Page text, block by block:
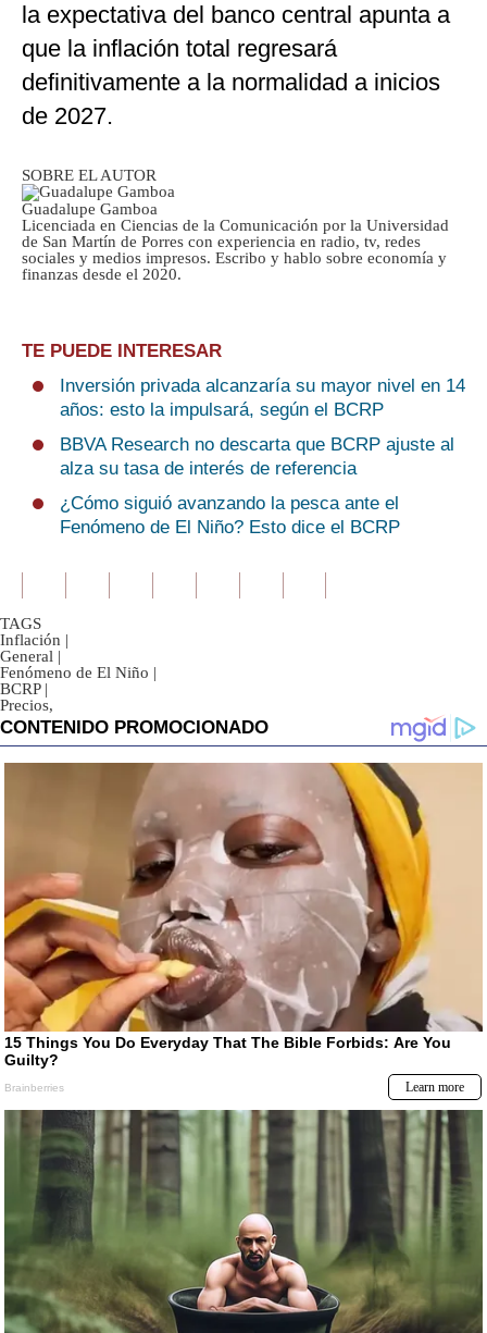
la expectativa del banco central apunta a
que la inflación total regresará
definitivamente a la normalidad a inicios
de 2027.
SOBRE EL AUTOR
Guadalupe Gamboa
Licenciada en Ciencias de la Comunicación por la Universidad
de San Martín de Porres con experiencia en radio, tv, redes
sociales y medios impresos. Escribo y hablo sobre economía y
finanzas desde el 2020.
TE PUEDE INTERESAR
Inversión privada alcanzaría su mayor nivel en 14
años: esto la impulsará, según el BCRP
BBVA Research no descarta que BCRP ajuste al
alza su tasa de interés de referencia
¿Cómo siguió avanzando la pesca ante el
Fenómeno de El Niño? Esto dice el BCRP
TAGS
Inflación |
General |
Fenómeno de El Niño |
BCRP |
Precios,